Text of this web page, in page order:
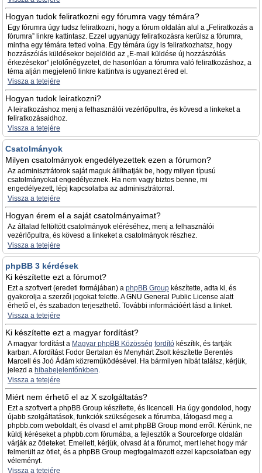
Hogyan tudok feliratkozni egy fórumra vagy témára?
Egy fórumra úgy tudsz feliratkozni, hogy a fórum oldalán alul a „Feliratkozás a
fórumra” linkre kattintasz. Ezzel ugyanúgy feliratkozásra kerülsz a fórumra,
mintha egy témára tetted volna. Egy témára úgy is feliratkozhatsz, hogy
hozzászólás küldésekor bejelölöd az „E-mail küldése új hozzászólás
érkezésekor” jelölőnégyzetet, de hasonlóan a fórumra való feliratkozáshoz, a
téma alján megjelenő linkre kattintva is ugyanezt éred el.
Vissza a tetejére
Hogyan tudok leiratkozni?
A leiratkozáshoz menj a felhasználói vezérlőpultra, és kövesd a linkeket a
feliratkozásaidhoz.
Vissza a tetejére
Csatolmányok
Milyen csatolmányok engedélyezettek ezen a fórumon?
Az adminisztrátorok saját maguk állíthatják be, hogy milyen típusú
csatolmányokat engedélyeznek. Ha nem vagy biztos benne, mi
engedélyezett, lépj kapcsolatba az adminisztrátorral.
Vissza a tetejére
Hogyan érem el a saját csatolmányaimat?
Az általad feltöltött csatolmányok eléréséhez, menj a felhasználói
vezérlőpultra, és kövesd a linkeket a csatolmányok részhez.
Vissza a tetejére
phpBB 3 kérdések
Ki készítette ezt a fórumot?
Ezt a szoftvert (eredeti formájában) a phpBB Group készítette, adta ki, és
gyakorolja a szerzői jogokat felette. A GNU General Public License alatt
érhető el, és szabadon terjeszthető. További információért lásd a linket.
Vissza a tetejére
Ki készítette ezt a magyar fordítást?
A magyar fordítást a Magyar phpBB Közösség fordító készítik, és tartják
karban. A fordítást Fodor Bertalan és Menyhárt Zsolt készítette Berentés
Marcell és Joó Ádám közreműködésével. Ha bármilyen hibát találsz, kérjük,
jelezd a hibabejelentőnkben.
Vissza a tetejére
Miért nem érhető el az X szolgáltatás?
Ezt a szoftvert a phpBB Group készítette, és licenceli. Ha úgy gondolod, hogy
újabb szolgáltatások, funkciók szükségesek a fórumba, látogasd meg a
phpbb.com weboldalt, és olvasd el amit phpBB Group mond erről. Kérünk, ne
küldj kéréseket a phpbb.com fórumába, a fejlesztők a Sourceforge oldalán
várják az ötleteket. Emellett, kérjük, olvasd át a fórumot, mert lehet hogy már
felmerült az ötlet, és a phpBB Group megfogalmazott ezzel kapcsolatban egy
véleményt.
Vissza a tetejére